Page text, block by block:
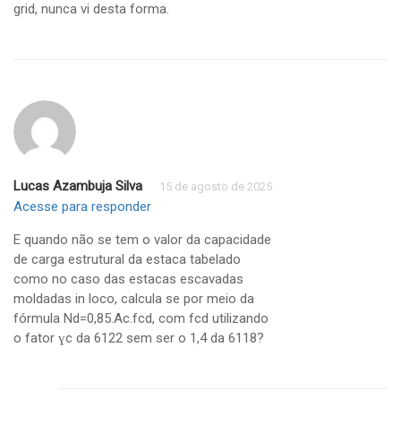
grid, nunca vi desta forma.
Lucas Azambuja Silva 15 de agosto de 2025
Acesse para responder
E quando não se tem o valor da capacidade
de carga estrutural da estaca tabelado
como no caso das estacas escavadas
moldadas in loco, calcula se por meio da
fórmula Nd=0,85.Ac.fcd, com fcd utilizando
o fator ɣc da 6122 sem ser o 1,4 da 6118?